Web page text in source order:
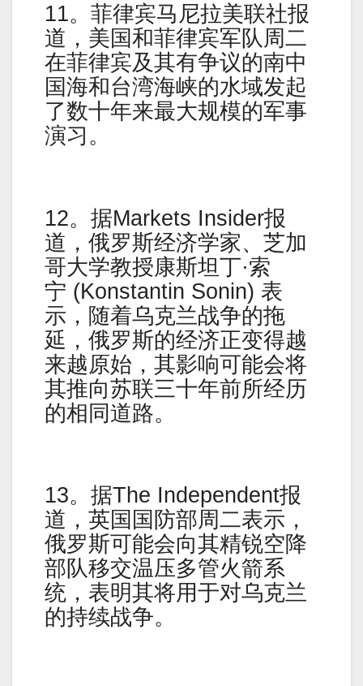
11。菲律宾马尼拉美联社报
道，美国和菲律宾军队周二
在菲律宾及其有争议的南中
国海和台湾海峡的水域发起
了数十年来最大规模的军事
演习。
12。据Markets Insider报
道，俄罗斯经济学家、芝加
哥大学教授康斯坦丁·索
宁 (Konstantin Sonin) 表
示，随着乌克兰战争的拖
延，俄罗斯的经济正变得越
来越原始，其影响可能会将
其推向苏联三十年前所经历
的相同道路。
13。据The Independent报
道，英国国防部周二表示，
俄罗斯可能会向其精锐空降
部队移交温压多管火箭系
统，表明其将用于对乌克兰
的持续战争。